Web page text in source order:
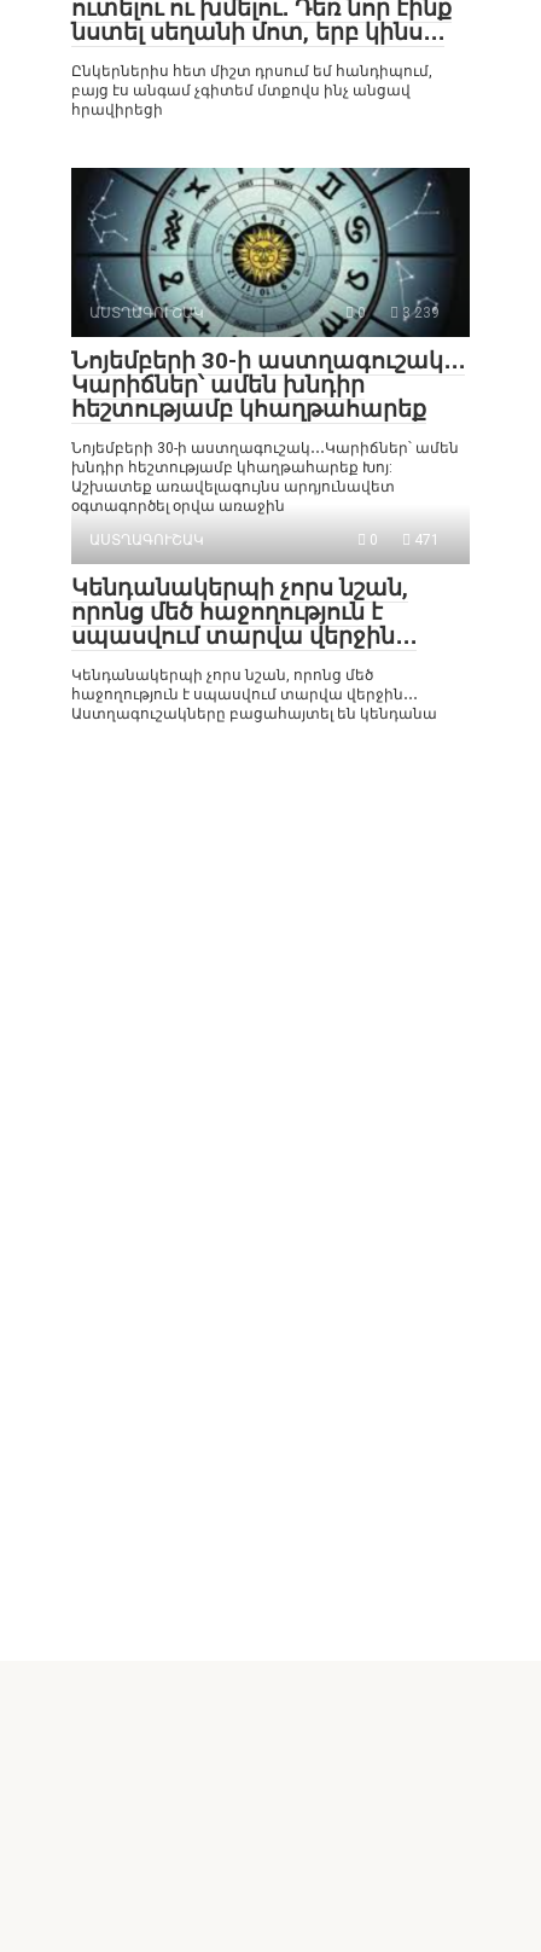
ուտելու ու խմելու․ Դեռ նոր էինք
նստել սեղանի մոտ, երբ կինս․․․
Ընկերներիս հետ միշտ դրսում եմ հանդիպում,
բայց էս անգամ չգիտեմ մտքովս ինչ անցավ
հրավիրեցի
ԱՍՏՂԱԳՈՒՇԱԿ 0 3 239
Նոյեմբերի 30-ի աստղագուշակ․․․
Կարիճներ՝ ամեն խնդիր
հեշտությամբ կհաղթահարեք
Նոյեմբերի 30-ի աստղագուշակ․․․Կարիճներ՝ ամեն
խնդիր հեշտությամբ կհաղթահարեք Խոյ:
Աշխատեք առավելագույնս արդյունավետ
օգտագործել օրվա առաջին
ԱՍՏՂԱԳՈՒՇԱԿ
0 471
Կենդանակերպի չորս նշան,
որոնց մեծ հաջողություն է
սպասվում տարվա վերջին․․․
Կենդանակերպի չորս նշան, որոնց մեծ
հաջողություն է սպասվում տարվա վերջին․․․
Աստղագուշակները բացահայտել են կենդանա